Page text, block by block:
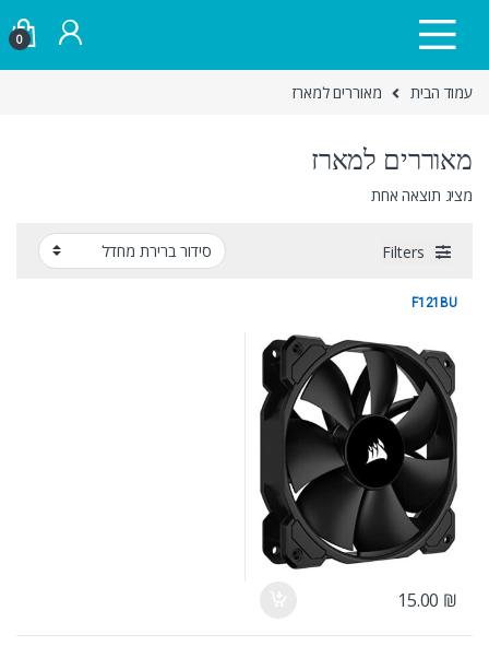
0
עמוד הבית מאוררים למארז
מאוררים למארז
מציג תוצאה אחת
Filters
מאוררים למארז
F121BU
15.00 ₪